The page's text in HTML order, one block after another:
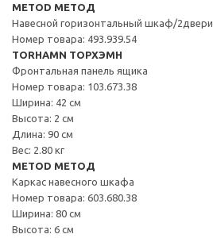
METOD МЕТОД
Навесной горизонтальный шкаф/2двери
Номер товара: 493.939.54
TORHAMN ТОРХЭМН
Фронтальная панель ящика
Номер товара: 103.673.38
Ширина: 42 см
Высота: 2 см
Длина: 90 см
Вес: 2.80 кг
METOD МЕТОД
Каркас навесного шкафа
Номер товара: 603.680.38
Ширина: 80 см
Высота: 6 см